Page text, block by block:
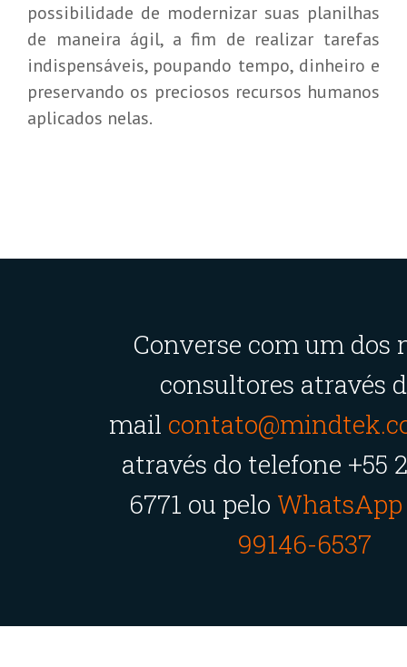
possibilidade de modernizar suas planilhas
de maneira ágil, a fim de realizar tarefas
indispensáveis, poupando tempo, dinheiro e
preservando os preciosos recursos humanos
aplicados nelas.
Converse com um dos
consultores através
mail
através do telefone +55
6771 ou pelo WhatsApp
99146-6537